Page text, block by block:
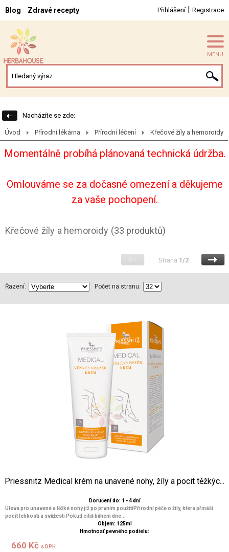
Blog Zdravé recepty Přihlášení| Registrace
MENU
Nacházíte se zde:
Úvod Přírodní lékárna Přírodní léčení Křečové žíly a hemoroidy
Momentálně probíhá plánovaná technická údržba.
Omlouváme se za dočasné omezení a děkujeme
za vaše pochopení.
Křečové žíly a hemoroidy (33 produktů)
Strana 1/2
Řazení: Počet na stranu:
Priessnitz Medical krém na unavené nohy, žíly a pocit těžkýc...
Doručení do: 1 - 4 dní
Úleva pro unavené a těžké nohy již po prvním použitíPřírodní péče o žíly, která přináší
pocit lehkosti a svěžesti Pokud cítíš během dne...
Objem: 125ml
Hmotnosť pevného podielu:
660 Kč s DPH